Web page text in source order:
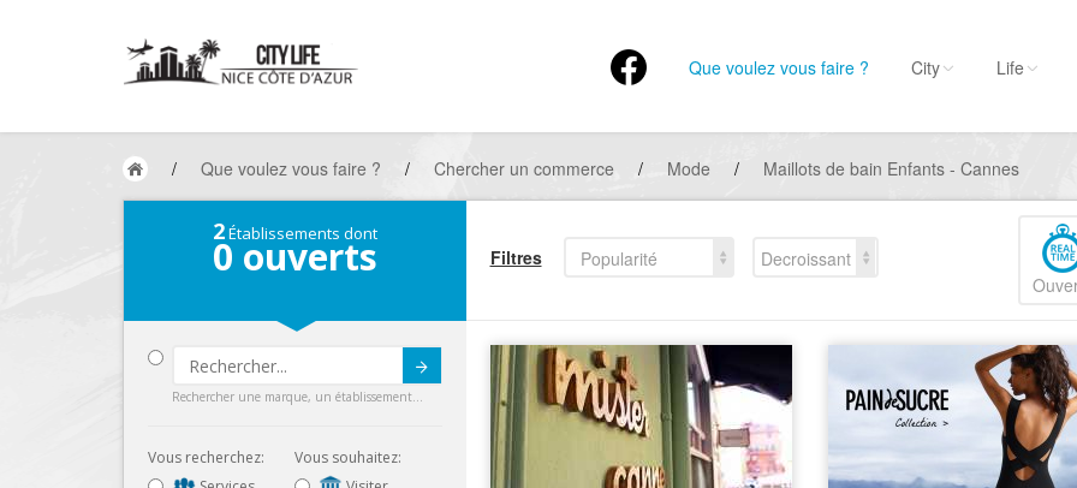
Que voulez vous faire ? City Life
/ Que voulez vous faire ? / Chercher un commerce / Mode / Maillots de bain Enfants - Cannes
2Établissements dont
0 ouverts
Rechercher une marque, un établissement...
Vous recherchez:
Vous souhaitez:
Filtres Popularité
Decroissant